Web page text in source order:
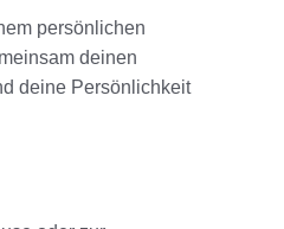
persönlichen
deinen
deine Persönlichkeit